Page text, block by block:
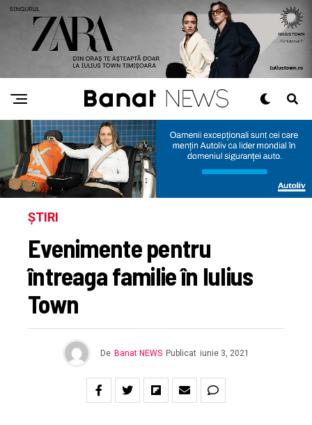
ȘTIRI
Evenimente pentru
întreaga familie în Iulius
Town
De Banat NEWS Publicat iunie 3, 2021